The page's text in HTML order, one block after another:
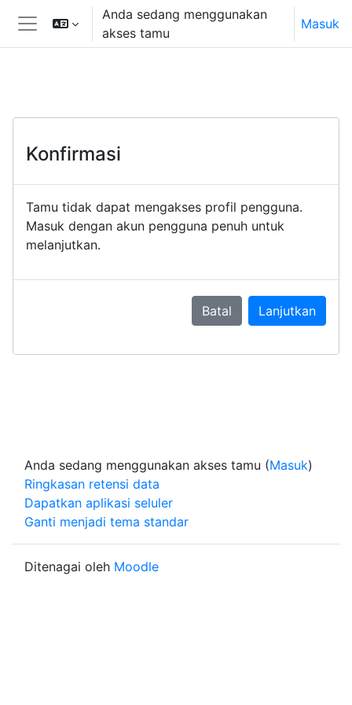
Lewati ke konten utama
Panel samping
Anda sedang menggunakan
akses tamu
Masuk
Konfirmasi
Tamu tidak dapat mengakses profil pengguna.
Masuk dengan akun pengguna penuh untuk
melanjutkan.
Batal Lanjutkan
Anda sedang menggunakan akses tamu (Masuk)
Ringkasan retensi data
Dapatkan aplikasi seluler
Ganti menjadi tema standar
Ditenagai oleh Moodle